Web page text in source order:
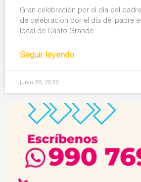
Gran celebración por el día del
de celebración por el día del padre
local de Canto Grande
Seguir leyendo
junio 26, 2020